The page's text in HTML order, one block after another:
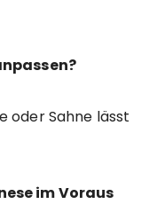
oder Sahne lässt
im Voraus